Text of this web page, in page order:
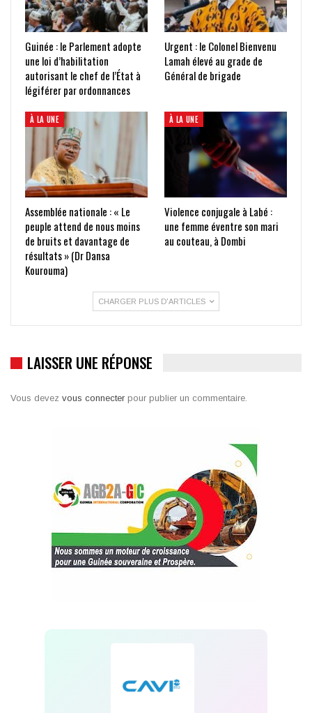
Guinée : le Parlement adopte
une loi d’habilitation
autorisant le chef de l’État à
légiférer par ordonnances
Urgent : le Colonel Bienvenu
Lamah élevé au grade de
Général de brigade
À LA UNE
Assemblée nationale : « Le
peuple attend de nous moins
de bruits et davantage de
résultats » (Dr Dansa
Kourouma)
À LA UNE
Violence conjugale à Labé :
une femme éventre son mari
au couteau, à Dombi
CHARGER PLUS D'ARTICLES
LAISSER UNE RÉPONSE
Vous devez vous connecter pour publier un commentaire.